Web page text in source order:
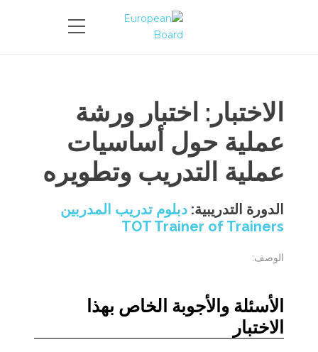
الاختبار: اختبار ورشة
عملية حول أساسيات
عملية التدريب وتطويره
الدورة التدريبية:دبلوم تدريب المدربين
TOT Trainer of Trainers
الوصف:
الأسئلة والأجوبة الخاص بهذا
الاختبار